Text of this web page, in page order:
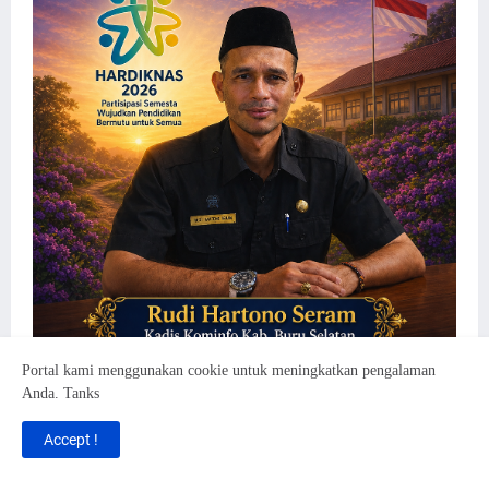
Portal kami menggunakan cookie untuk meningkatkan pengalaman
Anda. Tanks
Accept !